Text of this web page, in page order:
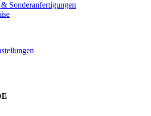
Sonderanfertigungen